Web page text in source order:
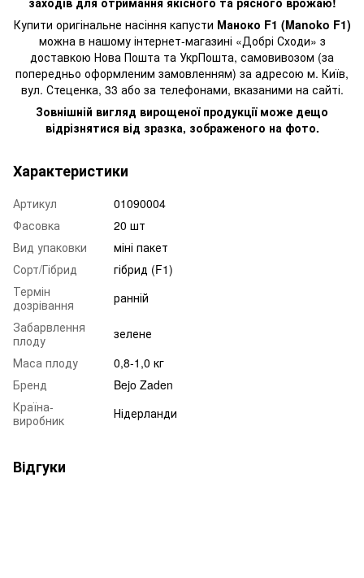
Купити оригінальне насіння капусти Маноко F1 (Manoko F1)
можна в нашому інтернет-магазині «Добрі Сходи» з
доставкою Нова Пошта та УкрПошта, самовивозом (за
попередньо оформленим замовленням) за адресою м. Київ,
вул. Стеценка, 33 або за телефонами, вказаними на сайті.
Зовнішній вигляд вирощеної продукції може дещо
відрізнятися від зразка, зображеного на фото.
Характеристики
Артикул
01090004
Фасовка
20 шт
Вид упаковки
міні пакет
Сорт/Гібрид
гібрид (F1)
Термін
дозрівання
ранній
Забарвлення
плоду
зелене
Маса плоду
0,8-1,0 кг
Бренд
Bejo Zaden
Країна-
виробник
Нідерланди
Відгуки